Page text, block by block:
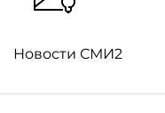
Новости СМИ2